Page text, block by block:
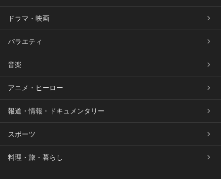
ドラマ・映画
バラエティ
音楽
アニメ・ヒーロー
報道・情報・ドキュメンタリー
スポーツ
料理・旅・暮らし